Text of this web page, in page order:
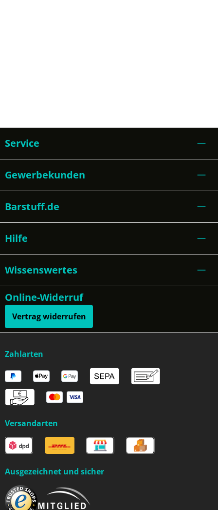
Service
Gewerbekunden
Barstuff.de
Hilfe
Wissenswertes
Online-Widerruf
Vertrag widerrufen
Zahlarten
Versandarten
Ausgezeichnet und sicher